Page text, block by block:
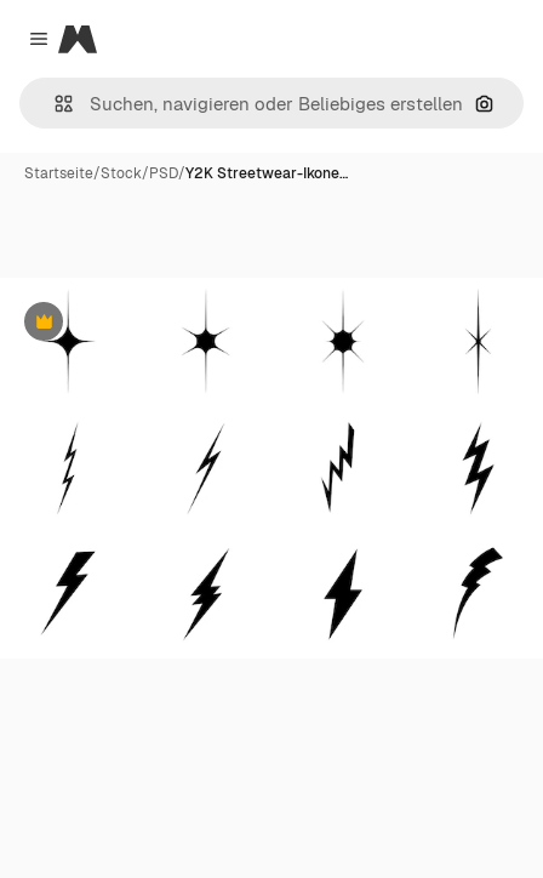
Close menu
Magnific
Nach
Startseite/Stock/PSD/Y2K Streetwear-Ikone…
Premium